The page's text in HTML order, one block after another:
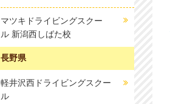
マツキドライビングスクー
ル 新潟西しばた校
長野県
軽井沢西ドライビングスクー
ル